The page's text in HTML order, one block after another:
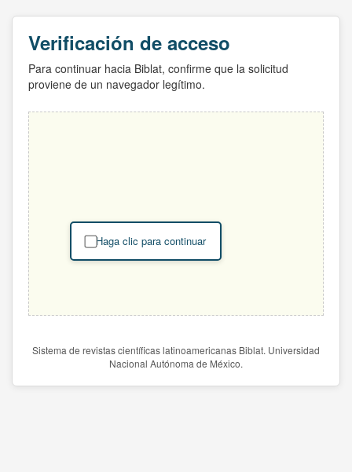
Verificación de acceso
Para continuar hacia Biblat, confirme que la solicitud
proviene de un navegador legítimo.
Haga clic para continuar
Sistema de revistas científicas latinoamericanas Biblat. Universidad
Nacional Autónoma de México.